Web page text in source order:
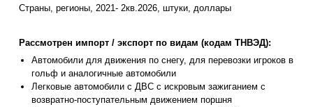
Страны, регионы, 2021- 2кв.2026, штуки, доллары
Рассмотрен импорт / экспорт по видам (кодам ТНВЭД):
Автомобили для движения по снегу, для перевозки игроков в
гольф и аналогичные автомобили
Легковые автомобили с ДВС с искровым зажиганием с
возвратно-поступательным движением поршня